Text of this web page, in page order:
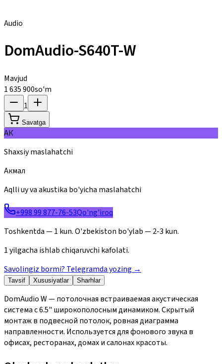
Audio
DomAudio-S640T-W
Mavjud
1 635 900so'm
1
Savatga
АК
Shaxsiy maslahatchi
Акмал
Aqlli uy va akustika bo'yicha maslahatchi
+998 99 877-76-53Qo'ng'iroq
Toshkentda — 1 kun. O'zbekiston bo'ylab — 2-3 kun.
1 yilgacha ishlab chiqaruvchi kafolati.
Savolingiz bormi? Telegramda yozing →
Tavsif Xususiyatlar Sharhlar
DomAudio W — потолочная встраиваемая акустическая
система с 6.5" широкополосным динамиком. Скрытый
монтаж в подвесной потолок, ровная диаграмма
направленности. Используется для фонового звука в
офисах, ресторанах, домах и салонах красоты.